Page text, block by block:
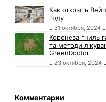
Как открыть
году
31 октября, 2024
Коренева гниль
та методи
GreenDoctor
23 октября, 2024
Комментарии